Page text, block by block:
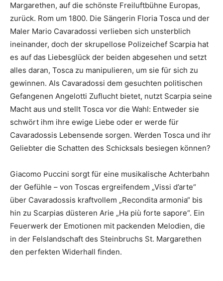
Margarethen, auf die schönste Freiluftbühne Europas,
zurück. Rom um 1800. Die Sängerin Floria Tosca und der
Maler Mario Cavaradossi verlieben sich unsterblich
ineinander, doch der skrupellose Polizeichef Scarpia hat
es auf das Liebesglück der beiden abgesehen und setzt
alles daran, Tosca zu manipulieren, um sie für sich zu
gewinnen. Als Cavaradossi dem gesuchten politischen
Gefangenen Angelotti Zuflucht bietet, nutzt Scarpia seine
Macht aus und stellt Tosca vor die Wahl: Entweder sie
schwört ihm ihre ewige Liebe oder er werde für
Cavaradossis Lebensende sorgen. Werden Tosca und ihr
Geliebter die Schatten des Schicksals besiegen können?
Giacomo Puccini sorgt für eine musikalische Achterbahn
der Gefühle – von Toscas ergreifendem „Vissi d’arte“
über Cavaradossis kraftvollem „Recondita armonia“ bis
hin zu Scarpias düsteren Arie „Ha più forte sapore“. Ein
Feuerwerk der Emotionen mit packenden Melodien, die
in der Felslandschaft des Steinbruchs St. Margarethen
den perfekten Widerhall finden.